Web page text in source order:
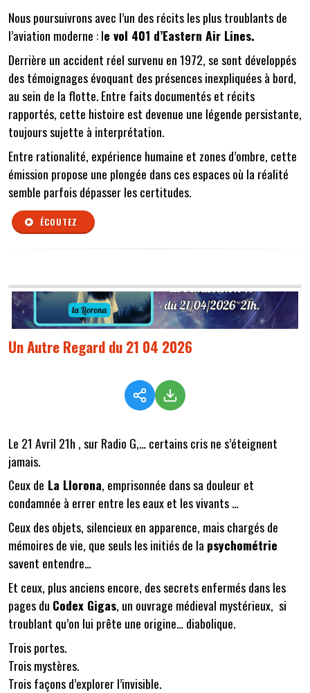
Nous poursuivrons avec l’un des récits les plus troublants de
l’aviation moderne : le vol 401 d’Eastern Air Lines.
Derrière un accident réel survenu en 1972, se sont développés
des témoignages évoquant des présences inexpliquées à bord,
au sein de la flotte. Entre faits documentés et récits
rapportés, cette histoire est devenue une légende persistante,
toujours sujette à interprétation.
Entre rationalité, expérience humaine et zones d’ombre, cette
émission propose une plongée dans ces espaces où la réalité
semble parfois dépasser les certitudes.
ÉCOUTEZ
Un Autre Regard du 21 04 2026
Le 21 Avril 21h , sur Radio G,… certains cris ne s’éteignent
jamais.
Ceux de La Llorona, emprisonnée dans sa douleur et
condamnée à errer entre les eaux et les vivants …
Ceux des objets, silencieux en apparence, mais chargés de
mémoires de vie, que seuls les initiés de la psychométrie
savent entendre…
Et ceux, plus anciens encore, des secrets enfermés dans les
pages du Codex Gigas, un ouvrage médieval mystérieux, si
troublant qu’on lui prête une origine… diabolique.
Trois portes.
Trois mystères.
Trois façons d’explorer l’invisible.